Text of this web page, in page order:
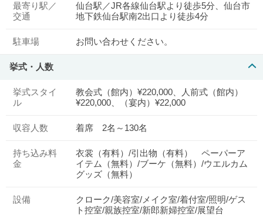
最寄り駅／
交通
仙台駅／JR各線仙台駅より徒歩5分、仙台市
地下鉄仙台駅南2出口より徒歩4分
駐車場 お問い合わせください。
挙式・人数
挙式スタイ
ル
教会式（館内）¥220,000、人前式（館内）
¥220,000、（宴内）¥22,000
収容人数 着席 2名～130名
持ち込み料
金
衣裳（有料）/引出物（有料） ペーパーア
イテム（無料）/ブーケ（無料）/ウエルカム
グッズ（無料）
設備
クローク/美容室/メイク室/着付室/照明/ゲス
ト控室/親族控室/新郎新婦控室/展望台